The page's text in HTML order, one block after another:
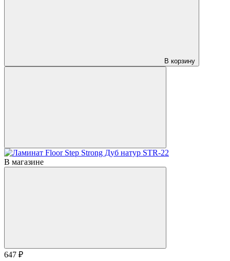
В корзину
В магазине
647 ₽